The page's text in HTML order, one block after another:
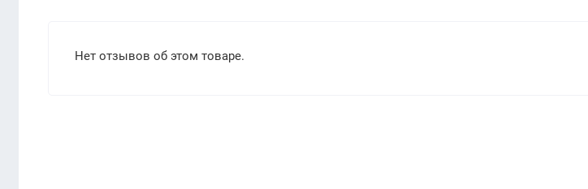
Нет отзывов об этом товаре.